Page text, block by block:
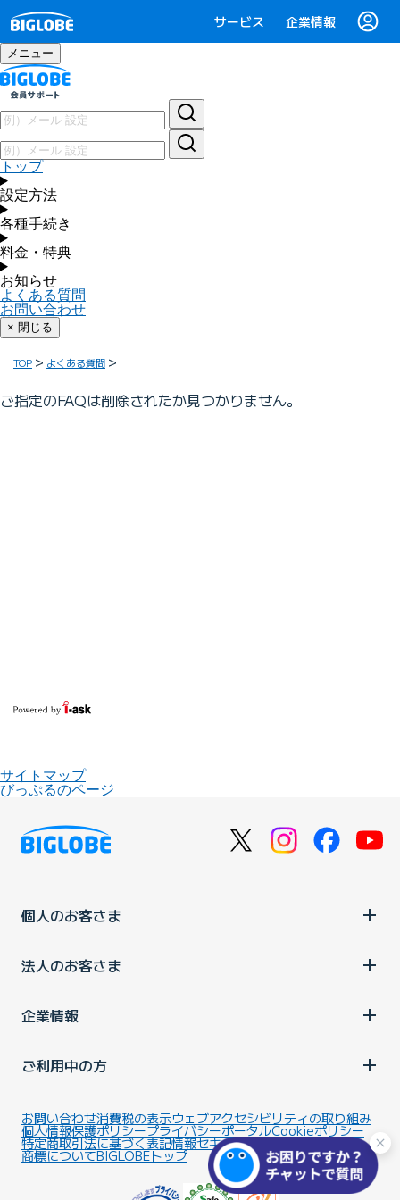
サービス 企業情報
メニュー
トップ
設定方法
各種手続き
料金・特典
お知らせ
よくある質問
お問い合わせ
× 閉じる
TOP よくある質問
ご指定のFAQは削除されたか見つかりません。
サイトマップ
びっぷるのページ
個人のお客さま
法人のお客さま
企業情報
ご利用中の方
お問い合わせ消費税の表示ウェブアクセシビリティの取り組み
個人情報保護ポリシープライバシーポータルCookieポリシー
特定商取引法に基づく表記情報セキュリティ基本方針
商標についてBIGLOBEトップ